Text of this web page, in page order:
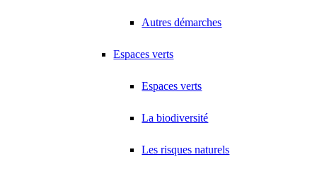
Autres démarches
Espaces verts
Espaces verts
La biodiversité
Les risques naturels